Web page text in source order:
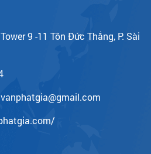
9 -11 Tôn Đức Thắng, P. Sài